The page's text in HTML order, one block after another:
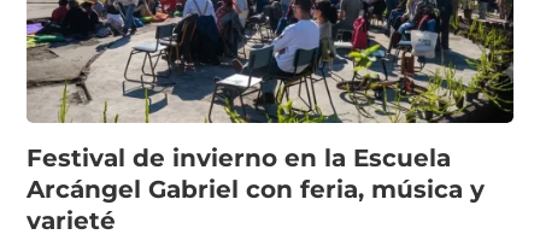
Festival de invierno en la Escuela
Arcángel Gabriel con feria, música y
varieté